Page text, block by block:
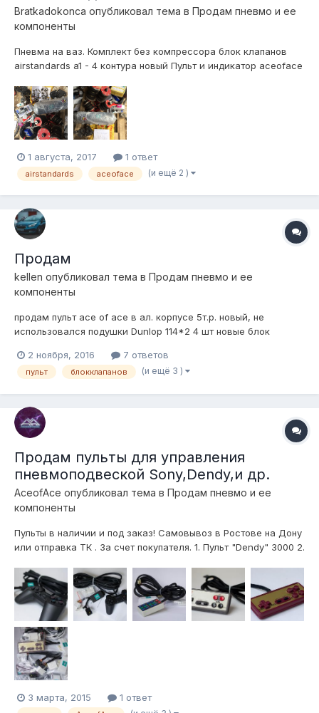
Bratkadokonca опубликовал тема в Продам пневмо и ее
компоненты
Пневма на ваз. Комплект без компрессора блок клапанов
airstandards a1 - 4 контура новый Пульт и индикатор aceoface
как электронный монометр) все новое Стойти от админа бу
Рес фитинги под трубку 8/6...
1 августа, 2017 1 ответ
airstandards aceoface (и ещё 2 )
Продам
kellen опубликовал тема в Продам пневмо и ее
компоненты
продам пульт ace of ace в ал. корпусе 5т.р. новый, не
использовался подушки Dunlop 114*2 4 шт новые блок
блок клапанов airmasters 7к влагоотделитель SMC 1200
влагоотделитель camozzi
2 ноября, 2016 7 ответов
пульт блокклапанов (и ещё 3 )
Продам пульты для управления
пневмоподвеской Sony,Dendy,и др.
AceofAce опубликовал тема в Продам пневмо и ее
компоненты
Пульты в наличии и под заказ! Самовывоз в Ростове на Дону
или отправка ТК . За счет покупателя. 1. Пульт "Dendy" 3000 2.
кнопок" 3900 (возможно изменение дизайна) Телефон
89064249124 Владислав (есть Facetime, Whatsapp )...
3 марта, 2015 1 ответ